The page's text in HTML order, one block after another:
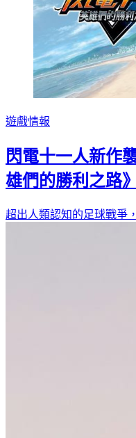
遊戲情報
閃電十一人新作
雄們的勝利之路
超出人類認知的足球戰爭